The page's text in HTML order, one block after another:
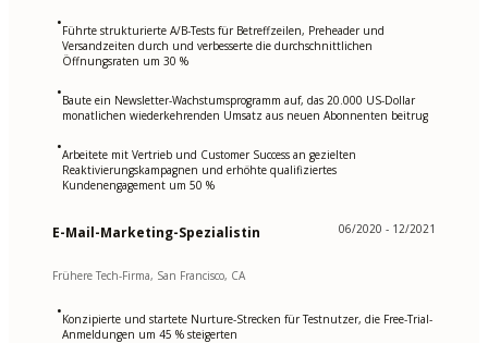
•Führte strukturierte A/B-Tests für Betreffzeilen, Preheader und
Versandzeiten durch und verbesserte die durchschnittlichen
Öffnungsraten um 30 %
•Baute ein Newsletter-Wachstumsprogramm auf, das 20.000 US-Dollar
monatlichen wiederkehrenden Umsatz aus neuen Abonnenten beitrug
•Arbeitete mit Vertrieb und Customer Success an gezielten
Reaktivierungskampagnen und erhöhte qualifiziertes
Kundenengagement um 50 %
E-Mail-Marketing-Spezialistin 06/2020 - 12/2021
Frühere Tech-Firma, San Francisco, CA
•Konzipierte und startete Nurture-Strecken für Testnutzer, die Free-Trial-
Anmeldungen um 45 % steigerten